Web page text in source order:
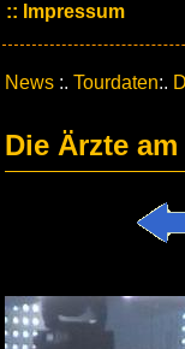
Impressum
News :. Tourdaten:.
Die Ärzte